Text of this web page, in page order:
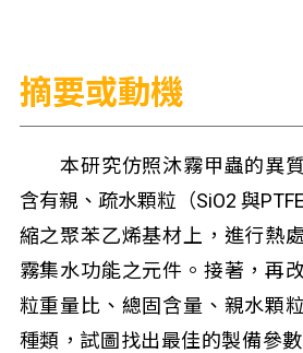
摘要或動機
本研究仿照沐霧甲蟲的異質
含有親、疏水顆粒（SiO2 與
縮之聚苯乙烯基材上，進行熱
霧集水功能之元件。接著，再
粒重量比、總固含量、親水顆
種類，試圖找出最佳的製備